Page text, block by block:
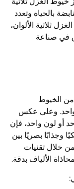
بالحياة وتعدد
ثلاثية الألوان،
في صناعة
الخيوط
واحد. وعلى عكس
أو لون واحد، فإن
وجذابًا بصريًا بين
من خلال تقنيات
الألياف بدقة.